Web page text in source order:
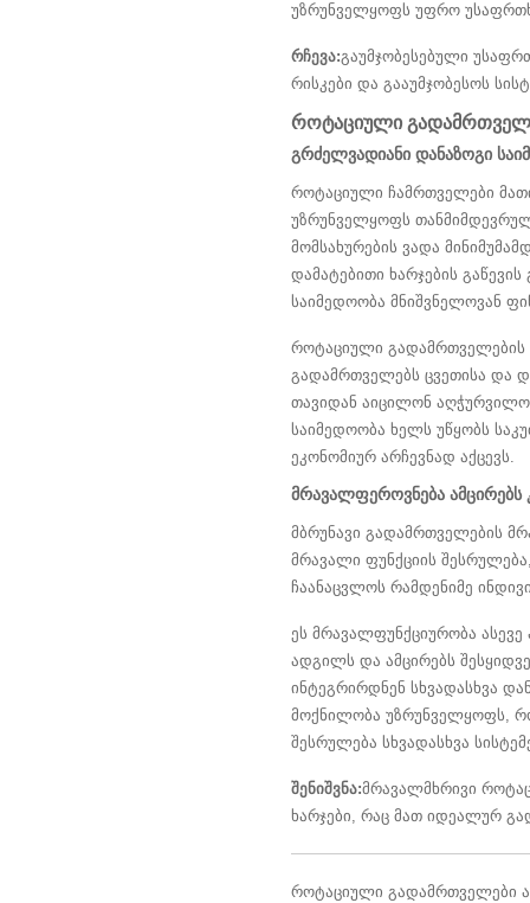
უზრუნველყოფს უფრო
რჩევა:გაუმჯობესებული
რისკები და გააუმჯობესოს
როტაციული
გრძელვადიანი დანაზოგი
როტაციული ჩამრთველები
უზრუნველყოფს თანმიმდევრულ
მომსახურების ვადა
დამატებითი ხარჯების
საიმედოობა მნიშვნელოვან
როტაციული გადამრთველების
გადამრთველებს ცვეთისა და
თავიდან აიცილონ
საიმედოობა ხელს უწყობს
ეკონომიურ არჩევნად აქცევს.
მრავალფეროვნება ამცირებს
მბრუნავი გადამრთველების
მრავალი ფუნქციის
ჩაანაცვლოს რამდენიმე
ეს მრავალფუნქციურობა ასევე
ადგილს და ამცირებს
ინტეგრირდნენ სხვადასხვა
მოქნილობა უზრუნველყოფს,
შესრულება სხვადასხვა
შენიშვნა:მრავალმხრივი
ხარჯები, რაც მათ იდეალურ
როტაციული გადამრთველები